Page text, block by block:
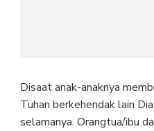
Disaat anak-anaknya
Tuhan berkehendak lain
selamanya. Orangtua/ibu